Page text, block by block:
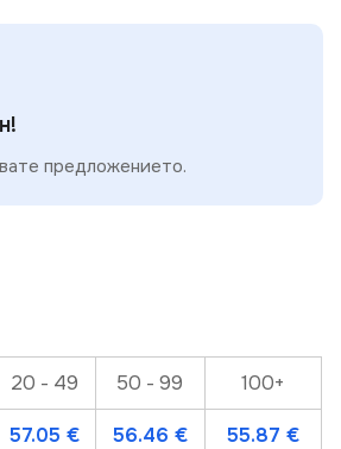
предложението.
20 - 49 50 - 99 100+
57.05 € 56.46 € 55.87 €